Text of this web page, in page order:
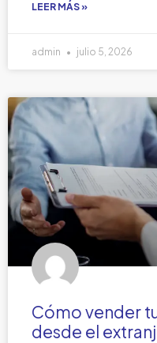
LEER MÁS »
admin julio 5, 2026
Cómo vender
desde el